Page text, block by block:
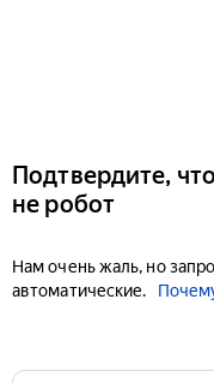
Подтвердите,
не робот
Нам очень жаль, но
автоматические.